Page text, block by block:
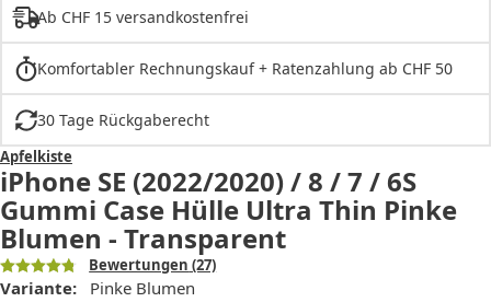
Ab CHF 15 versandkostenfrei
Komfortabler Rechnungskauf + Ratenzahlung ab CHF 50
30 Tage Rückgaberecht
Apfelkiste
iPhone SE (2022/2020) / 8 / 7 / 6S
Gummi Case Hülle Ultra Thin Pinke
Blumen - Transparent
Bewertungen (27)
Variante: Pinke Blumen